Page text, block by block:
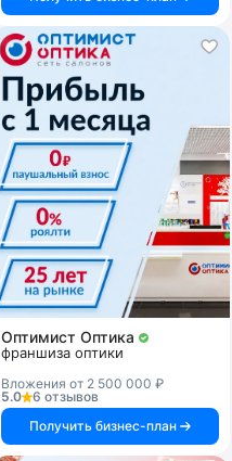
Оптимист Оптика
франшиза оптики
Вложения от 2 500 000 ₽
5.0
6 отзывов
Получить бизнес-план